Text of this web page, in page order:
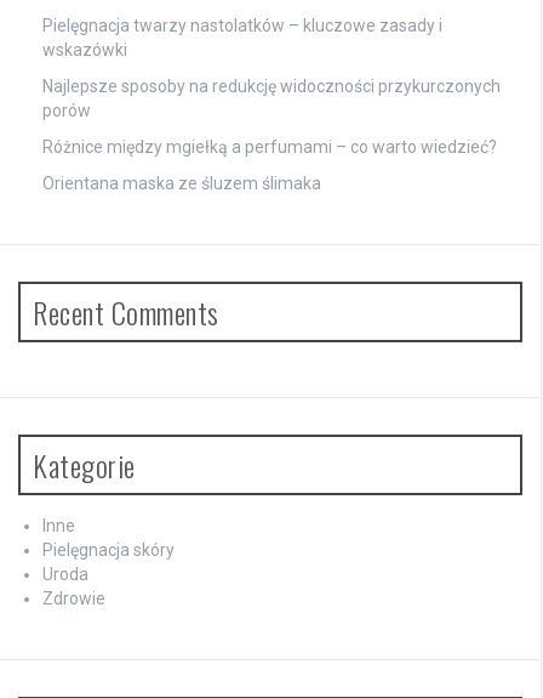
Pielęgnacja twarzy nastolatków – kluczowe zasady i
wskazówki
Najlepsze sposoby na redukcję widoczności przykurczonych
porów
Różnice między mgiełką a perfumami – co warto wiedzieć?
Orientana maska ze śluzem ślimaka
Recent Comments
Kategorie
Inne
Pielęgnacja skóry
Uroda
Zdrowie